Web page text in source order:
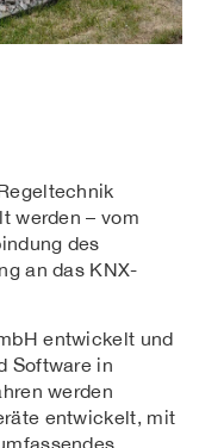
werden – vom
des
an das KNX-
entwickelt und
Software in
werden
entwickelt, mit